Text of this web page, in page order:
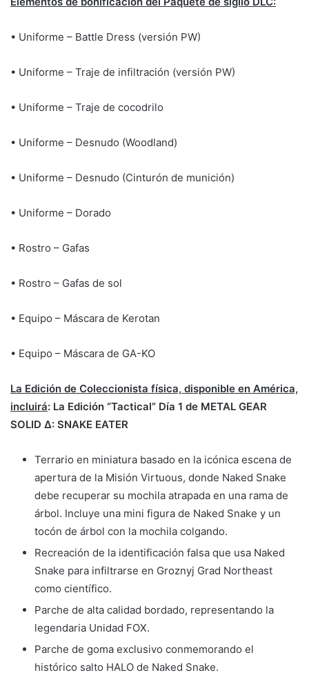
• Uniforme – Battle Dress (versión PW)
• Uniforme – Traje de infiltración (versión PW)
• Uniforme – Traje de cocodrilo
• Uniforme – Desnudo (Woodland)
• Uniforme – Desnudo (Cinturón de munición)
• Uniforme – Dorado
• Rostro – Gafas
• Rostro – Gafas de sol
• Equipo – Máscara de Kerotan
• Equipo – Máscara de GA-KO
La Edición de Coleccionista física, disponible en América,
incluirá: La Edición “Tactical” Día 1 de METAL GEAR
SOLID Δ: SNAKE EATER
Terrario en miniatura basado en la icónica escena de
apertura de la Misión Virtuous, donde Naked Snake
debe recuperar su mochila atrapada en una rama de
árbol. Incluye una mini figura de Naked Snake y un
tocón de árbol con la mochila colgando.
Recreación de la identificación falsa que usa Naked
Snake para infiltrarse en Groznyj Grad Northeast
como científico.
Parche de alta calidad bordado, representando la
legendaria Unidad FOX.
Parche de goma exclusivo conmemorando el
histórico salto HALO de Naked Snake.